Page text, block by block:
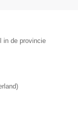
in de provincie
)